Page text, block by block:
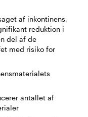
af inkontinens,
reduktion i
del af de
med risiko for
antallet af